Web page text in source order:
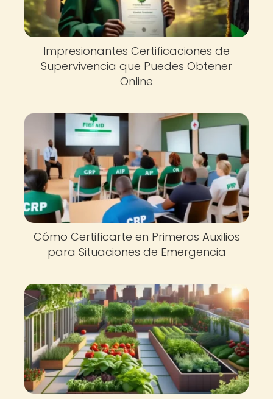
Impresionantes Certificaciones de
Supervivencia que Puedes Obtener
Online
Cómo Certificarte en Primeros Auxilios
para Situaciones de Emergencia